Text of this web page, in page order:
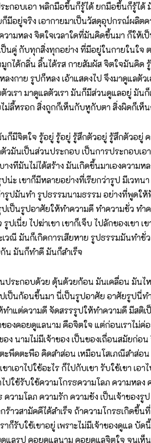
ะกอบเอา พลิกมือขึ้นก็รู้ได้ ยกมือขึ้นก็รู้ได้
มีอยู่จริง เอากายมาเป็นวัสดุอุปกรณ์ผลิต
วามหลง จิตใจเวลาใดที่มันคิดขึ้นมา ก็ให้เ
ป็นคู่ กับทุกสิ่งทุกอย่าง ที่มีอยู่ในกายในใจ
มูกได้กลิ่น ลิ้นได้รส กายสัมผัส จิตใจมันคิด
งกาย รูปก็หลง เอ้าแสดงไป จึงมาดูแลตัว
เรา มาดูแลตัวเรา มันก็มีส่วนดูแลอยู่ มัน
ม่ลี้หรอก สิ่งถูกก็เห็นกับหูกับตา สิ่งผิดก็เห็
ตใจ รู้อยู่ รู้อยู่ รู้สึกตัวอยู่ รู้สึกตัวอยู่ ค
วมันเป็นส่วนประกอบ เป็นการประกอบเอา
างทีมันไม่ได้สร้าง มันเกิดขึ้นมาเองความห
น่ะ เขาก็มีหลายอย่างที่เรียกว่ารูป มีเวท
ปมันทำ รูปธรรมนามธรรม อย่างที่พูดให้
เป็นรูปอาศัยให้ทำความดี ทำความชั่ว ทำค
รูปเนี่ย ไปฆ่าเขา เขาก็เจ็บ ไปลักของเขา เ
วณี มันก็เกิดการเสียหาย รูปธรรมมันทำชั่
น มันก็ทำดี มันก็สำเร็จ
กอบด้วย ดุ้นด้วยก้อน มันเคลื่อน มันไห
เป็นก้อนขึ้นมา นี่เป็นรูปอาศัย อาศัยรูปนี่ท
ทำแต่ความดี จัดสรรรูปให้ทำความดี มีสติเ
ของคอยดูแลนาม คือจิตใจ แต่ก่อนเราไม่ค่
อง นามไม่มีเจ้าของ เป็นของเถื่อนสมัยก่อ
ะพึดตะพือ คิดสำส่อน เหมือนโสเภณีสำส่อ
าเอาไปใช้อะไร ก็ไปกับเขา รับใช้เขา เอา
ปใช้รับใช้ความโกรธความโลภ ความหลง
วามโลภ ความรัก ความชัง เป็นเจ้าของรู
าวสามัคคีได้สำเร็จ ถ้าความโกรธเกิดขึ้น
าก็รับใช้เขาอยู่ เพราะไม่มีเจ้าของดูแล บัด
แลรูป คอยดูแลนาม คอยดูแลจิตใจ จนเห็น